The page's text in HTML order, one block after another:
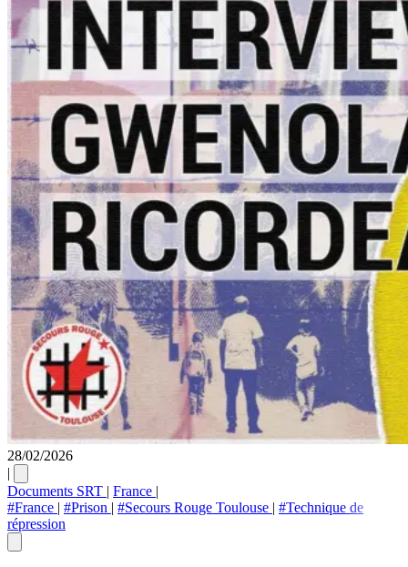
28/02/2026
|
Documents SRT | France |
#France | #Prison | #Secours Rouge Toulouse | #Technique de
répression